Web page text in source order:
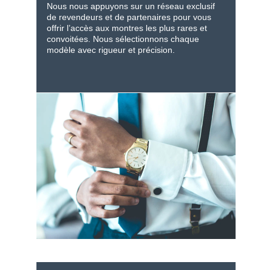
Nous nous appuyons sur un réseau exclusif
de revendeurs et de partenaires pour vous
offrir l’accès aux montres les plus rares et
convoitées. Nous sélectionnons chaque
modèle avec rigueur et précision.